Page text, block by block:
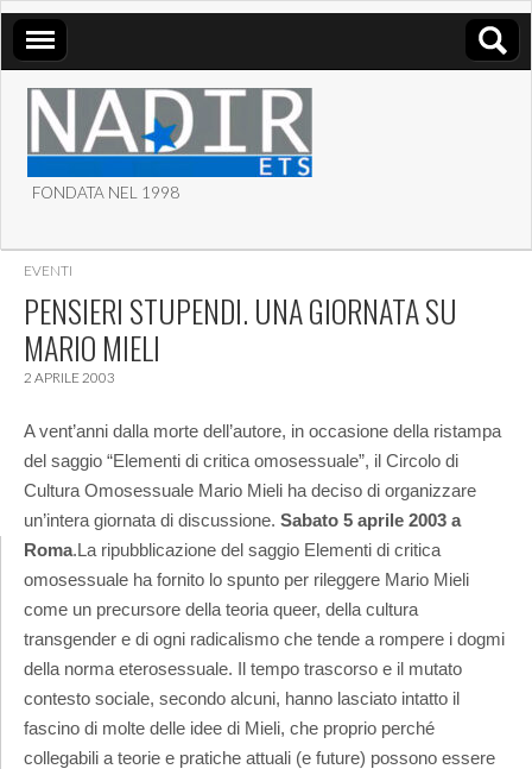
ASSOCIAZIONE NADIR
ETS
FONDATA NEL 1998
EVENTI
PENSIERI STUPENDI. UNA GIORNATA SU
MARIO MIELI
2 APRILE 2003
A vent’anni dalla morte dell’autore, in occasione della ristampa
del saggio “Elementi di critica omosessuale”, il Circolo di
Cultura Omosessuale Mario Mieli ha deciso di organizzare
un’intera giornata di discussione. Sabato 5 aprile 2003 a
Roma.La ripubblicazione del saggio Elementi di critica
omosessuale ha fornito lo spunto per rileggere Mario Mieli
come un precursore della teoria queer, della cultura
transgender e di ogni radicalismo che tende a rompere i dogmi
della norma eterosessuale. Il tempo trascorso e il mutato
contesto sociale, secondo alcuni, hanno lasciato intatto il
fascino di molte delle idee di Mieli, che proprio perché
collegabili a teorie e pratiche attuali (e future) possono essere